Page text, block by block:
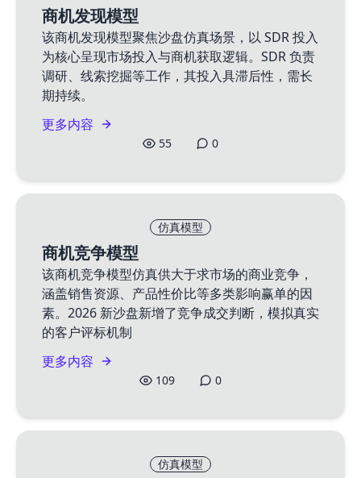
商机发现模型
该商机发现模型聚焦沙盘仿真场景，以 SDR 投入
为核心呈现市场投入与商机获取逻辑。SDR 负责
调研、线索挖掘等工作，其投入具滞后性，需长
期持续。
更多内容
55 0
仿真模型
商机竞争模型
该商机竞争模型仿真供大于求市场的商业竞争，
涵盖销售资源、产品性价比等多类影响赢单的因
素。2026 新沙盘新增了竞争成交判断，模拟真实
的客户评标机制
更多内容
109 0
仿真模型